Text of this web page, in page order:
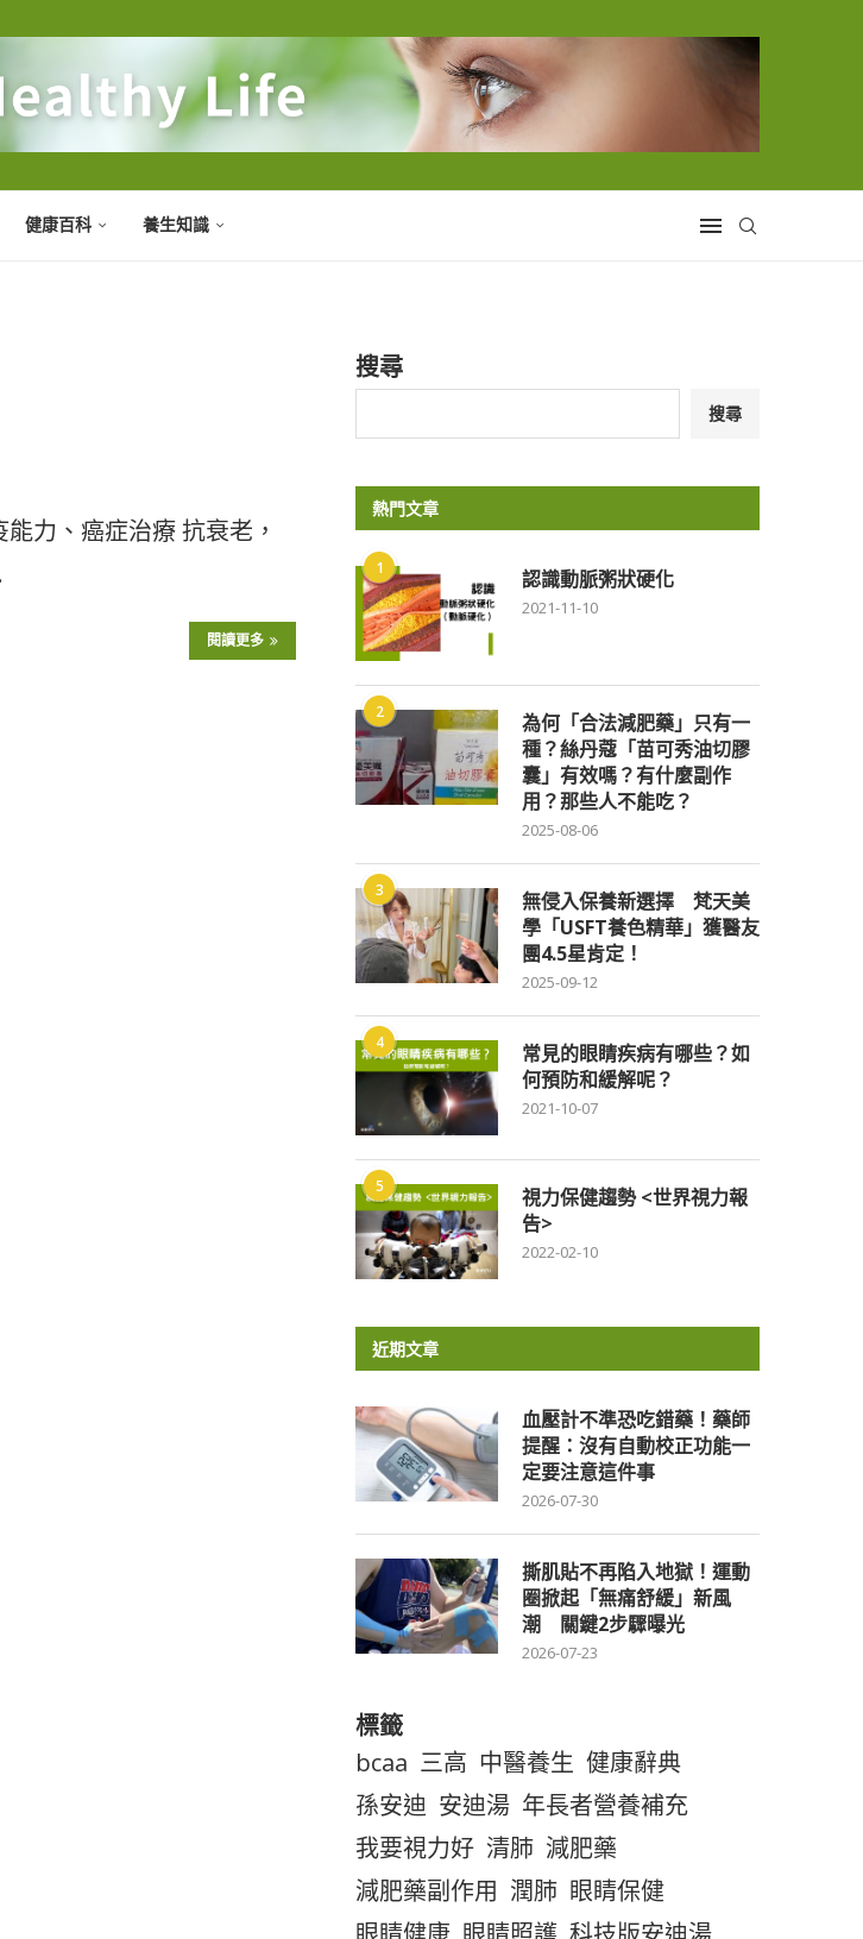
健康百科 養生知識
力、癌症治療 抗衰老，
閱讀更多
搜尋
搜尋
熱門文章
1 認識動脈粥狀硬化
2021-11-10
2
為何「合法減肥藥」只有一
種？絲丹蔻「苗可秀油切膠
囊」有效嗎？有什麼副作
用？那些人不能吃？
2025-08-06
3
無侵入保養新選擇 梵天美
學「USFT養色精華」獲醫友
團4.5星肯定！
2025-09-12
4
常見的眼睛疾病有哪些？如
何預防和緩解呢？
2021-10-07
5
視力保健趨勢 <世界視力報
告>
2022-02-10
近期文章
血壓計不準恐吃錯藥！藥師
提醒：沒有自動校正功能一
定要注意這件事
2026-07-30
撕肌貼不再陷入地獄！運動
圈掀起「無痛舒緩」新風
潮 關鍵2步驟曝光
2026-07-23
標籤
bcaa 三高 中醫養生 健康辭典
孫安迪 安迪湯 年長者營養補充
我要視力好 清肺 減肥藥
減肥藥副作用 潤肺 眼睛保健